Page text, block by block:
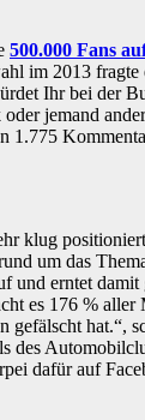
500.000 Fans
im 2013 fragte
Ihr bei der
jemand
1.775
klug
um das
und erntet
es 176 % aller
gefälscht hat.“,
des
dafür auf